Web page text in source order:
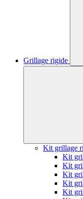
Grillage rigide
Kit grillage
Kit
Kit
Kit
Kit
Kit